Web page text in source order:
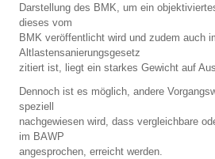
Darstellung des BMK, um ein
dieses vom
BMK veröffentlicht wird und zudem auch
Altlastensanierungsgesetz
zitiert ist, liegt ein starkes Gewicht auf
Dennoch ist es möglich, andere
speziell
nachgewiesen wird, dass vergleichbare
im BAWP
angesprochen, erreicht werden.